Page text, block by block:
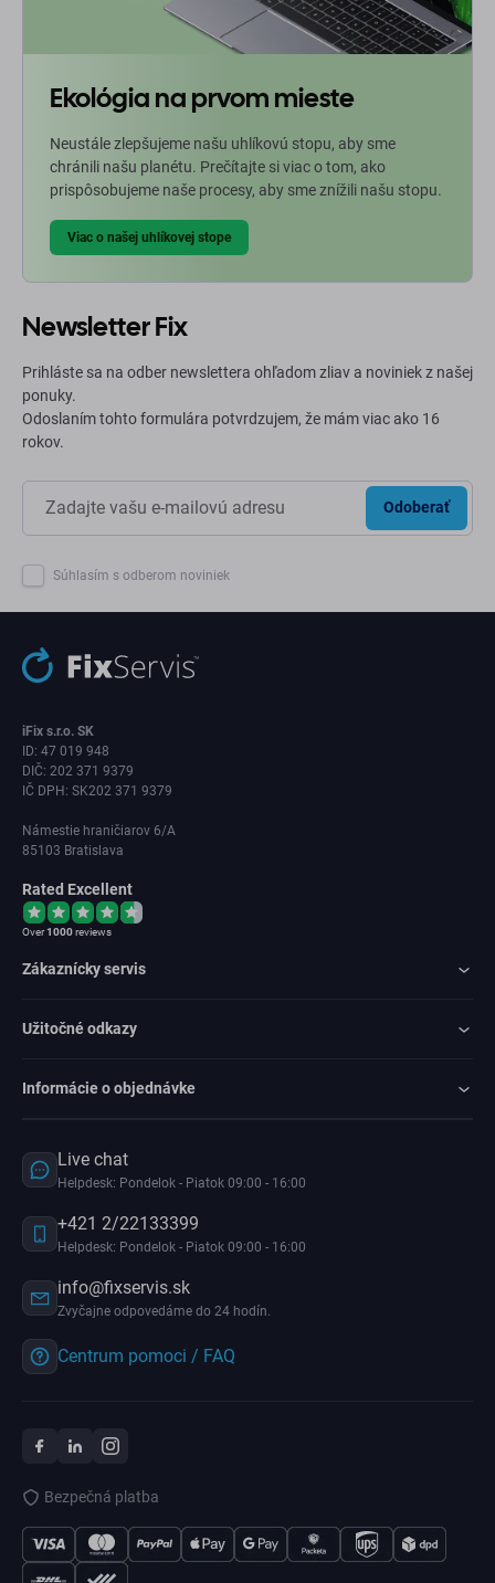
Ekológia na prvom mieste
Neustále zlepšujeme našu uhlíkovú stopu, aby sme
chránili našu planétu. Prečítajte si viac o tom, ako
prispôsobujeme naše procesy, aby sme znížili našu stopu.
Viac o našej uhlíkovej stope
Newsletter Fix
Prihláste sa na odber newslettera ohľadom zliav a noviniek z našej
ponuky.
Odoslaním tohto formulára potvrdzujem, že mám viac ako 16
rokov.
Odoberať
Súhlasím s odberom noviniek
iFix s.r.o. SK
ID: 47 019 948
DIČ: 202 371 9379
IČ DPH: SK202 371 9379
Námestie hraničiarov 6/A
85103 Bratislava
Rated Excellent
Over1000reviews
Zákaznícky servis
Užitočné odkazy
Informácie o objednávke
Live chat
Helpdesk: Pondelok - Piatok 09:00 - 16:00
+421 2/22133399
Helpdesk: Pondelok - Piatok 09:00 - 16:00
info@fixservis.sk
Zvyčajne odpovedáme do 24 hodín.
Centrum pomoci / FAQ
Bezpečná platba